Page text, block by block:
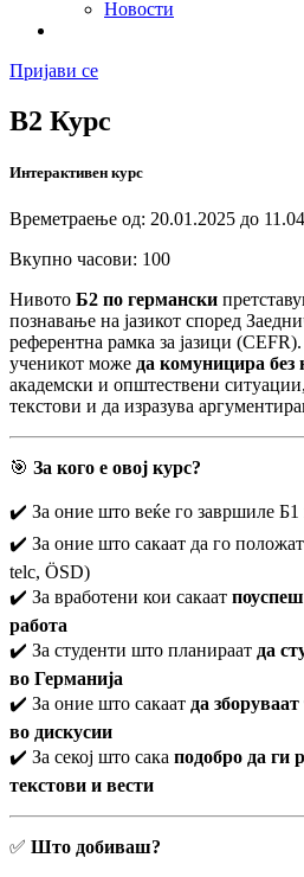
Новости
Пријави се
B2 Курс
Интерактивен курс
Времетраење од: 20.01.2025 до
Вкупно часови: 100
Нивото Б2 по германски
познавање на јазикот според
референтна рамка за јазици
ученикот може да комуницира без
академски и општествени
текстови и да изразува
🎯 За кого е овој курс?
✔️ За оние што веќе го завршиле Б1
✔️ За оние што сакаат да го положат
telc, ÖSD)
✔️ За вработени кои сакаат
работа
✔️ За студенти што планираат да
во Германија
✔️ За оние што сакаат да
во дискусии
✔️ За секој што сака подобро да ги
текстови и вести
✅ Што добиваш?